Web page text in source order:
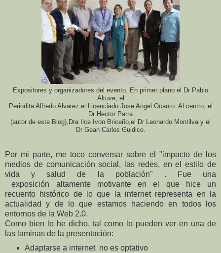
Expositores y organizadores del evento. En primer plano el Dr Pablo
Altuve, el
Periodita Alfredo Alvarez,el Licenciado Jose Angel Ocanto. Al centro, el
Dr Hector Parra
(autor de este Blog),Dra Ilce Ivon Briceño,el Dr Leonardo Montilva y el
Dr Gean Carlos Guidice.
Por mi parte, me toco conversar sobre el "impacto de los
medios de comunicación social, las redes, en el estilo de
vida y salud de la población" . Fue una
exposición altamente motivante en el que hice un
recuento histórico de lo que la internet representa en la
actualidad y de lo que estamos haciendo en todos los
entornos de la Web 2.0.
Como bien lo he dicho, tal como lo pueden ver en una de
las laminas de la presentación:
Adaptarse a internet no es optativo